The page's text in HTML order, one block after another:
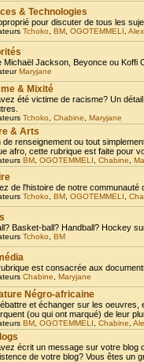
& Technologies
pour discuter de tous les
Tchoko BM OGOTEMMELI Alex
Michaël Jackson, Beyonce ou Koffi
Maryjane
& Mixité
été victime de racisme? Un
Tchoko Chabine Maryjane
& Arts
de renseignement ou tout
afro, cette rubrique est faite pour
BM OGOTEMMELI Chabine
de l'histoire de notre communauté
Tchoko BM OGOTEMMELI
Basket-ball? Handball? Hockey
Tchoko BM
est consacrée aux
Chabine Maryjane
Négro-africaine
et échanger sur les
(ou qui ont marqué) de leur
BM OGOTEMMELI Chabine
écrit un message sur votre blog
de votre blog? Vous êtes un